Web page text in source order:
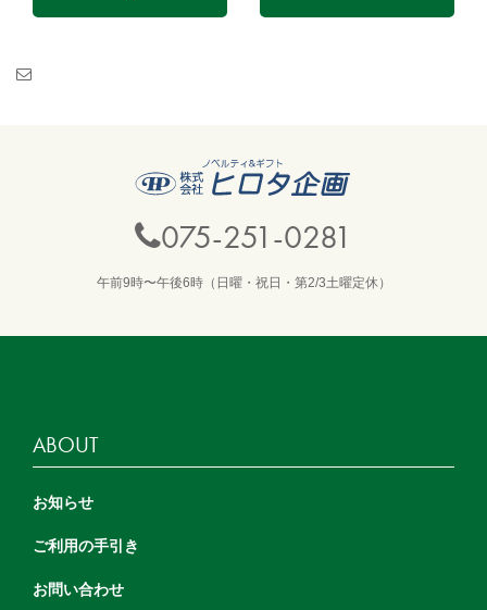
075-251-0281
午前9時〜午後6時（日曜・祝日・第2/3土曜定休）
ABOUT
お知らせ
ご利用の手引き
お問い合わせ